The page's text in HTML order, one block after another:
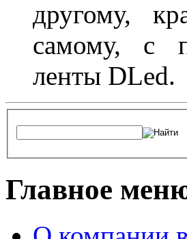
другому,
самому, с
ленты DLed.
Главное